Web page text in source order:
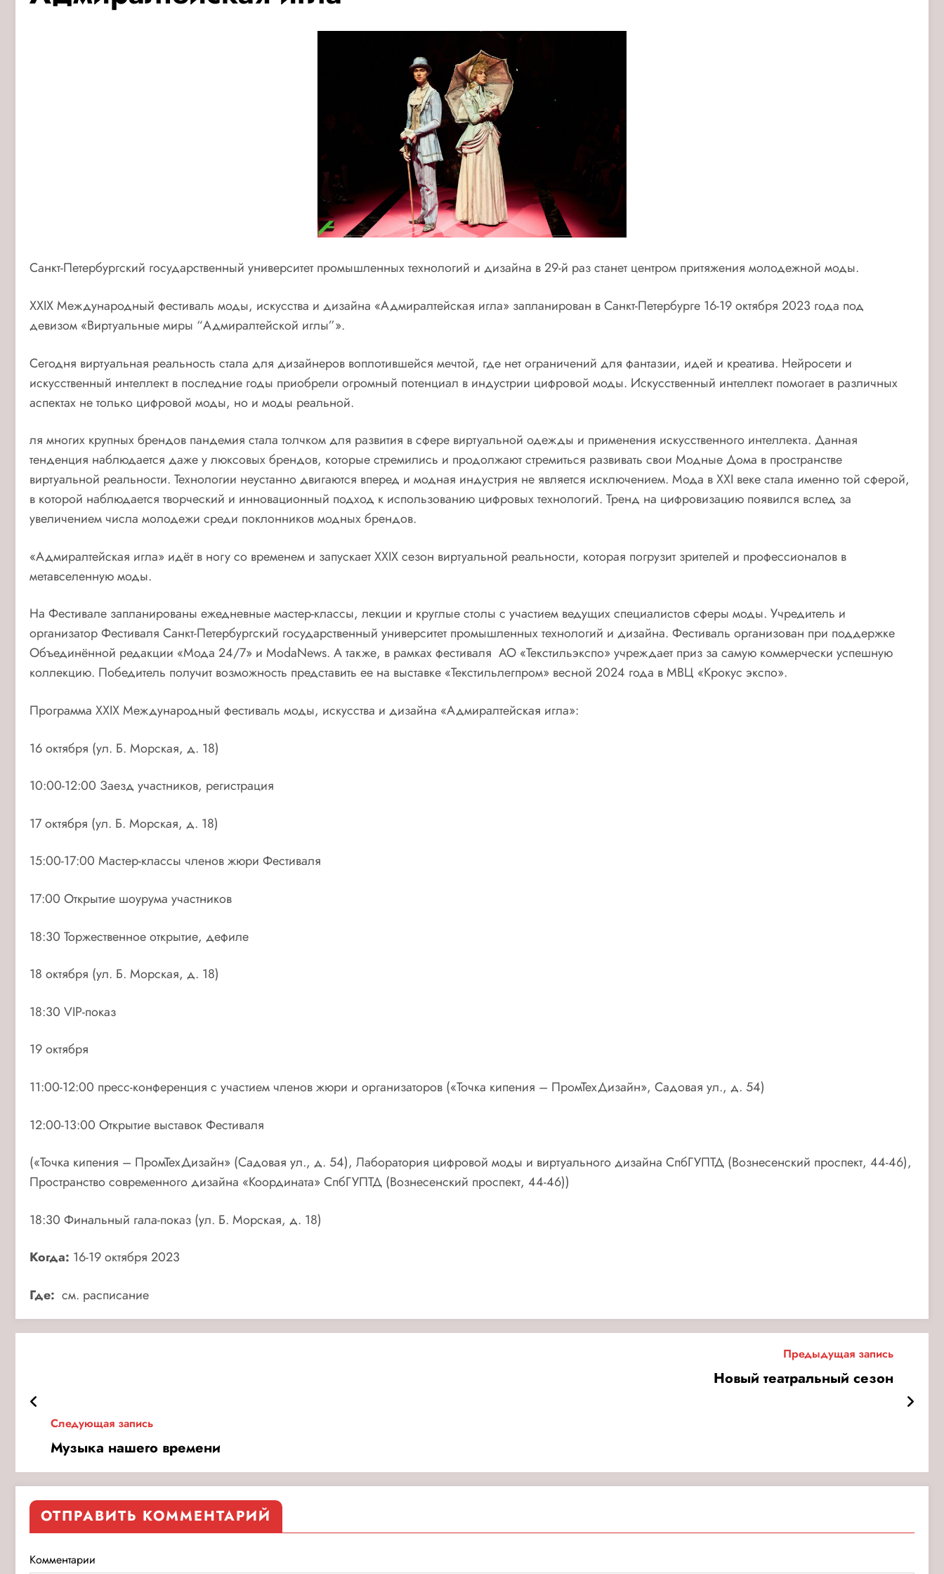
Санкт-Петербургский государственный университет промышленных технологий и дизайна в 29-й раз станет центром притяжения молодежной моды.
XXIX Международный фестиваль моды, искусства и дизайна «Адмиралтейская игла» запланирован в Санкт-Петербурге 16-19 октября 2023 года под
девизом «Виртуальные миры “Адмиралтейской иглы”».
Сегодня виртуальная реальность стала для дизайнеров воплотившейся мечтой, где нет ограничений для фантазии, идей и креатива. Нейросети и
искусственный интеллект в последние годы приобрели огромный потенциал в индустрии цифровой моды. Искусственный интеллект помогает в различных
аспектах не только цифровой моды, но и моды реальной.
ля многих крупных брендов пандемия стала толчком для развития в сфере виртуальной одежды и применения искусственного интеллекта. Данная
тенденция наблюдается даже у люксовых брендов, которые стремились и продолжают стремиться развивать свои Модные Дома в пространстве
виртуальной реальности. Технологии неустанно двигаются вперед и модная индустрия не является исключением. Мода в XXI веке стала именно той сферой,
в которой наблюдается творческий и инновационный подход к использованию цифровых технологий. Тренд на цифровизацию появился вслед за
увеличением числа молодежи среди поклонников модных брендов.
«Адмиралтейская игла» идёт в ногу со временем и запускает XXIX сезон виртуальной реальности, которая погрузит зрителей и профессионалов в
метавселенную моды.
На Фестивале запланированы ежедневные мастер-классы, лекции и круглые столы с участием ведущих специалистов сферы моды. Учредитель и
организатор Фестиваля Санкт-Петербургский государственный университет промышленных технологий и дизайна. Фестиваль организован при поддержке
Объединённой редакции «Мода 24/7» и ModaNews. А также, в рамках фестиваля АО «Текстильэкспо» учреждает приз за самую коммерчески успешную
коллекцию. Победитель получит возможность представить ее на выставке «Текстильлегпром» весной 2024 года в МВЦ «Крокус экспо».
Программа XXIX Международный фестиваль моды, искусства и дизайна «Адмиралтейская игла»:
16 октября (ул. Б. Морская, д. 18)
10:00-12:00 Заезд участников, регистрация
17 октября (ул. Б. Морская, д. 18)
15:00-17:00 Мастер-классы членов жюри Фестиваля
17:00 Открытие шоурума участников
18:30 Торжественное открытие, дефиле
18 октября (ул. Б. Морская, д. 18)
18:30 VIP-показ
19 октября
11:00-12:00 пресс-конференция с участием членов жюри и организаторов («Точка кипения – ПромТехДизайн», Садовая ул., д. 54)
12:00-13:00 Открытие выставок Фестиваля
(«Точка кипения – ПромТехДизайн» (Садовая ул., д. 54), Лаборатория цифровой моды и виртуального дизайна СпбГУПТД (Вознесенский проспект, 44-46),
Пространство современного дизайна «Координата» СпбГУПТД (Вознесенский проспект, 44-46))
18:30 Финальный гала-показ (ул. Б. Морская, д. 18)
Когда: 16-19 октября 2023
Где: см. расписание
Предыдущая запись
Новый театральный сезон
Следующая запись
Музыка нашего времени
ОТПРАВИТЬ КОММЕНТАРИЙ
Комментарии